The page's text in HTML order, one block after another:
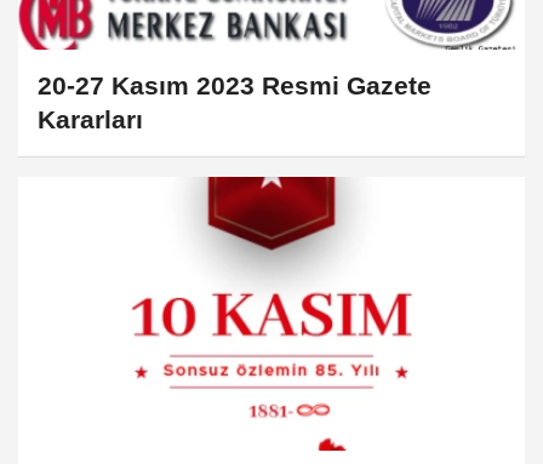
20-27 Kasım 2023 Resmi Gazete
Kararları